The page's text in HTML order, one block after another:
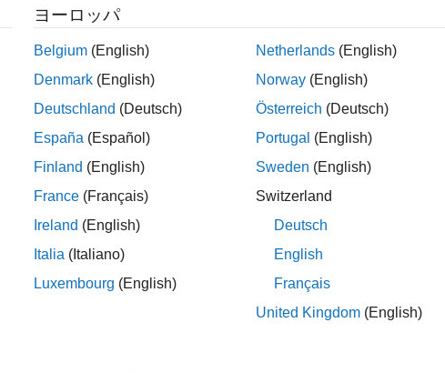
サポートされていない高度な機能が数多くあります。
イベント
リスナー
オブジェクトの配列
再帰データ構造体
リンク付きリスト
Trees
ヨーロッパ
Belgium (English)
Denmark (English)
Deutschland (Deutsch)
España (Español)
Finland (English)
France (Français)
Ireland (English)
Italia (Italiano)
Luxembourg (English)
Netherlands (English)
Norway (English)
Österreich (Deutsch)
Portugal (English)
Sweden (English)
Switzerland
Deutsch
English
Français
United Kingdom (English)